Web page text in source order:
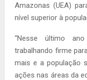
Amazonas (UEA)
nível superior à
“Nesse último
trabalhando firme
mais e a população
ações nas áreas da